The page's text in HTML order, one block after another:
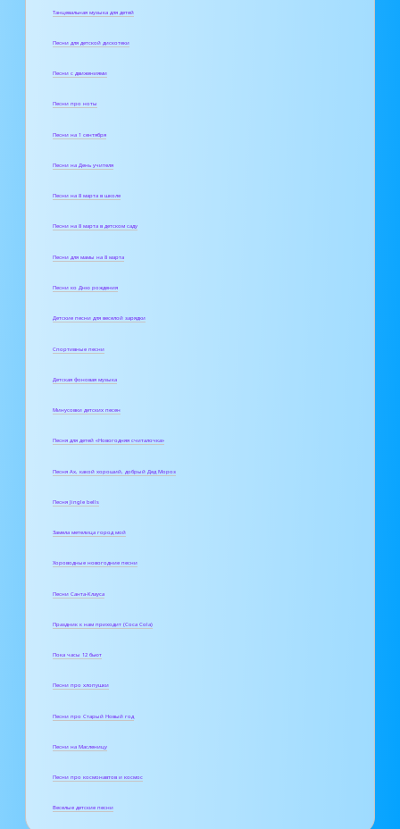
Танцевальная музыка для детей
Песни для детской дискотеки
Песни с движениями
Песни про ноты
Песни на 1 сентября
Песни на День учителя
Песни на 8 марта в школе
Песни на 8 марта в детском саду
Песни для мамы на 8 марта
Песни ко Дню рождения
Детские песни для веселой зарядки
Спортивные песни
Детская фоновая музыка
Минусовки детских песен
Песня для детей «Новогодняя считалочка»
Песня Ах, какой хороший, добрый Дед Мороз
Песня Jingle bells
Замела метелица город мой
Хороводные новогодние песни
Песни Санта-Клауса
Праздник к нам приходит (Coca Cola)
Пока часы 12 бьют
Песни про хлопушки
Песни про Старый Новый год
Песни на Масленицу
Песни про космонавтов и космос
Веселые детские песни